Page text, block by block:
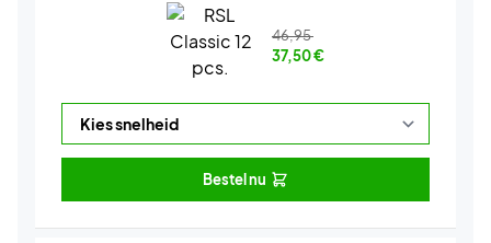
46,95
37,50€
Bestel nu